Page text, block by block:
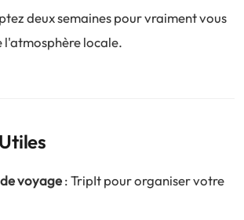
deux semaines pour vraiment vous
l'atmosphère locale.
voyage: TripIt pour organiser votre